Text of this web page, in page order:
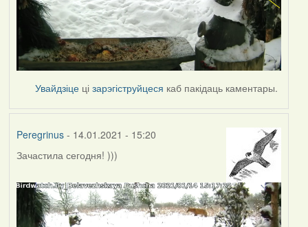
Увайдзіце цізарэгіструйцеся каб пакідаць каментары.
Peregrinus- 14.01.2021 - 15:20
Зачастила сегодня! )))